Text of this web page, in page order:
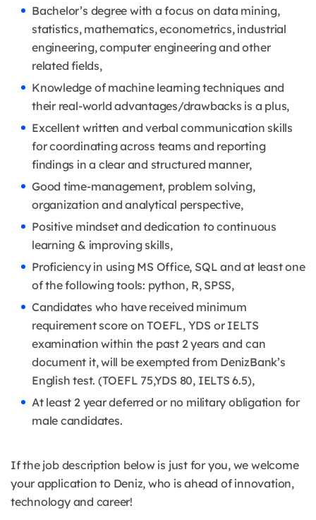
Bachelor’s degree with a focus on data mining,
statistics, mathematics, econometrics, industrial
engineering, computer engineering and other
related fields,
Knowledge of machine learning techniques and
their real-world advantages/drawbacks is a plus,
Excellent written and verbal communication skills
for coordinating across teams and reporting
findings in a clear and structured manner,
Good time-management, problem solving,
organization and analytical perspective,
Positive mindset and dedication to continuous
learning & improving skills,
Proficiency in using MS Office, SQL and at least one
of the following tools: python, R, SPSS,
Candidates who have received minimum
requirement score on TOEFL, YDS or IELTS
examination within the past 2 years and can
document it, will be exempted from DenizBank’s
English test. (TOEFL 75,YDS 80, IELTS 6.5),
At least 2 year deferred or no military obligation for
male candidates.
If the job description below is just for you, we welcome
your application to Deniz, who is ahead of innovation,
technology and career!